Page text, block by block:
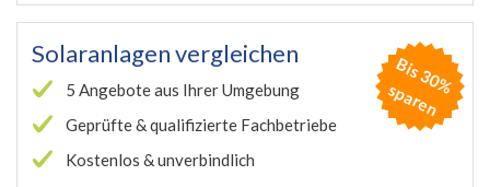
Solaranlagen vergleichen
5 Angebote aus Ihrer Umgebung
Geprüfte & qualifizierte Fachbetriebe
Kostenlos & unverbindlich
B
is
3
0
%
s
p
a
r
e
n